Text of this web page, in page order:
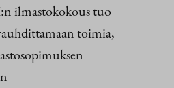
ilmastokokous tuo
toimia,